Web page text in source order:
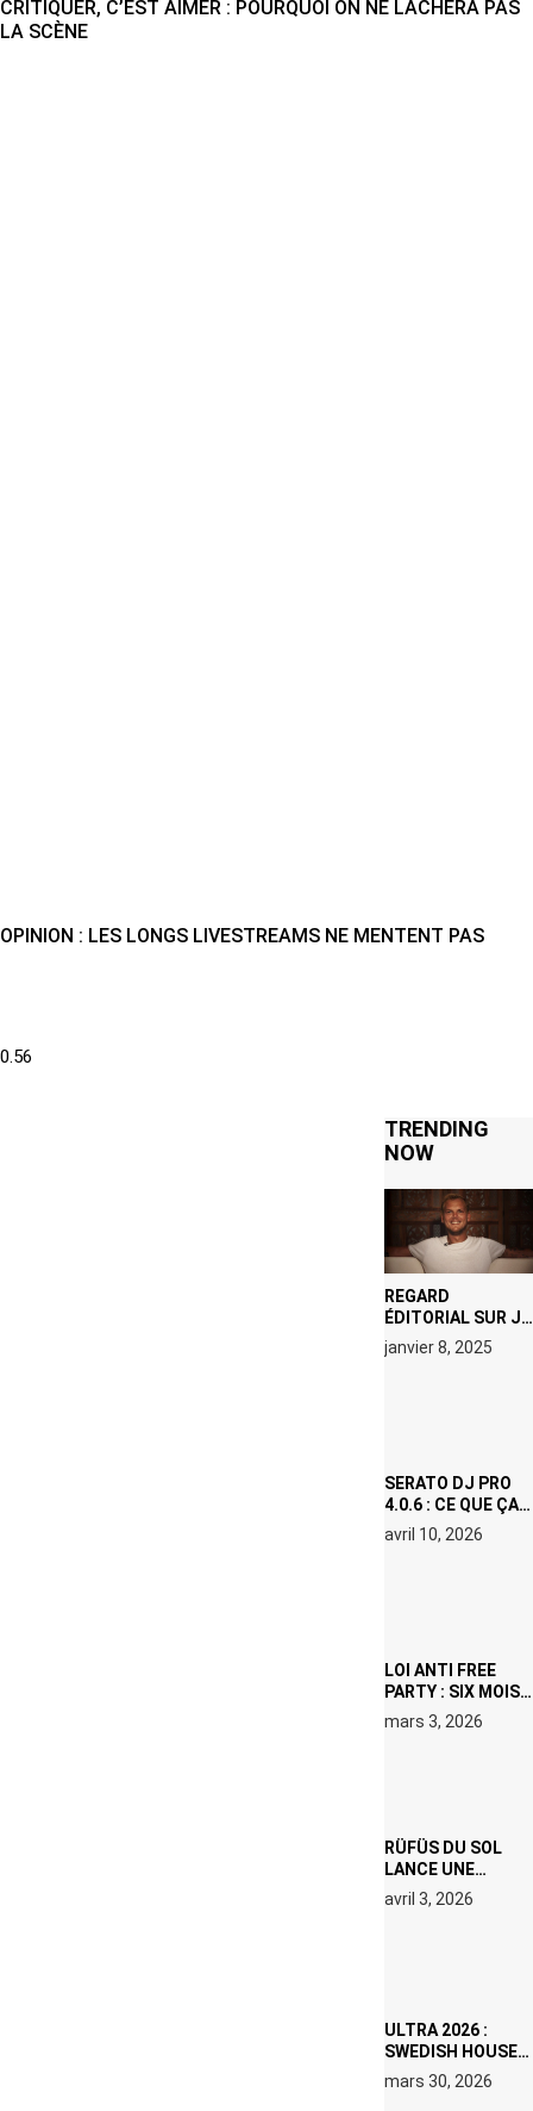
CRITIQUER, C’EST AIMER : POURQUOI ON NE LÂCHERA PAS
LA SCÈNE
OPINION : LES LONGS LIVESTREAMS NE MENTENT PAS
TRENDING
NOW
REGARD
ÉDITORIAL SUR JE
M’APPELLE TIM
(NETFLIX) : AVICII,
janvier 8, 2025
SERATO DJ PRO
4.0.6 : CE QUE ÇA
CHANGE, MÊME SI
VOUS N’ÊTES NI
avril 10, 2026
LOI ANTI FREE
PARTY : SIX MOIS
DE PRISON ET 5
000 € D’AMENDE
mars 3, 2026
RÜFÜS DU SOL
LANCE UNE
RÉSIDENCE DJ
SET DE QUATRE
avril 3, 2026
ULTRA 2026 :
SWEDISH HOUSE
MAFIA RETROUVE
ERIC PRYDZ DANS
mars 30, 2026